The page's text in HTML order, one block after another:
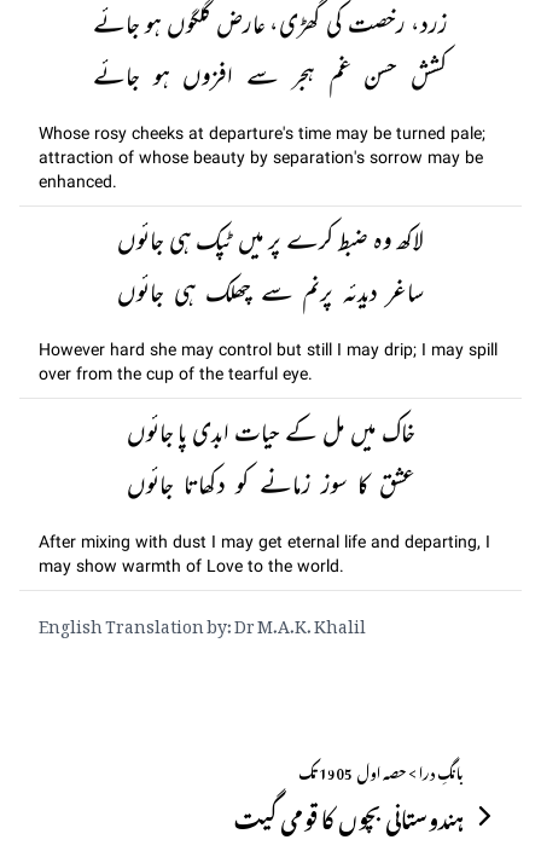
زرد، رخصت کی گھڑی، عارض گلگوں ہو جائے
کشش حسن غم ہجر سے افزوں ہو جائے
Whose rosy cheeks at departure's time may be turned pale;
attraction of whose beauty by separation's sorrow may be
enhanced.
لاکھ وہ ضبط کرے پر میں ٹپک ہی جائوں
ساغر دیدئہ پرنم سے چھلک ہی جائوں
However hard she may control but still I may drip; I may spill
over from the cup of the tearful eye.
خاک میں مل کے حیات ابدی پا جائوں
عشق کا سوز زمانے کو دکھاتا جائوں
After mixing with dust I may get eternal life and departing, I
may show warmth of Love to the world.
English Translation by: Dr M.A.K. Khalil
بانگِ درا > حصہ اول ــ 1905 تک
ہندوستانی بچوں کا قومی گیت